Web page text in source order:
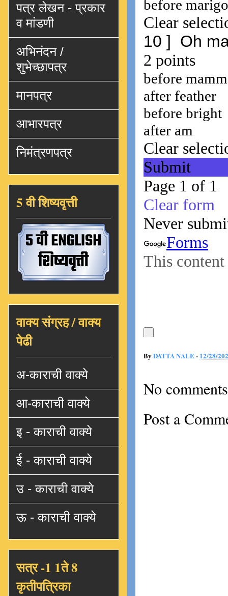
By DATTA NALE- 12/28/
No
Post a
पत्र लेखन - प्रकार
व मांडणी
अभिनंदन /
शुभेच्छापत्र
मानपत्र
आभारपत्र
निमंत्रणपत्र
5 वी शिष्यवृत्ती
वाक्य संग्रह / वाक्य
पेढी
अ-काराची वाक्ये
आ-काराची वाक्ये
इ - काराची वाक्ये
ई - काराची वाक्ये
उ - काराची वाक्ये
ऊ - काराची वाक्ये
सत्र -1 1ते 8
कृतीपत्रिका